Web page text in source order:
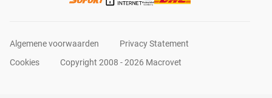
Algemene voorwaarden
Privacy Statement
Cookies
Copyright 2008 - 2026 Macrovet